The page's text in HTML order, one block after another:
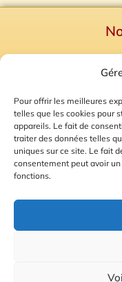
Pour offrir les meilleures
telles que les cookies pour
appareils. Le fait de
traiter des données telles
uniques sur ce site. Le fait
consentement peut avoir
fonctions.
Mentions
©